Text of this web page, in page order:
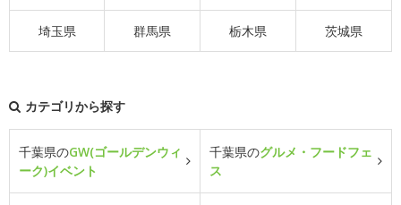
埼玉県 群馬県 栃木県 茨城県
カテゴリから探す
千葉県のGW(ゴールデンウィ
ーク)イベント
千葉県のグルメ・フードフェ
ス